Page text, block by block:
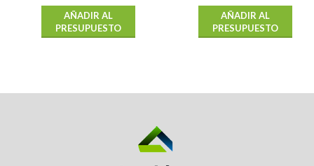
AÑADIR AL
PRESUPUESTO
AÑADIR AL
PRESUPUESTO